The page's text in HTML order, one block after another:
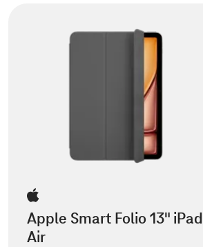
Apple Smart Folio 13" iPad
Air